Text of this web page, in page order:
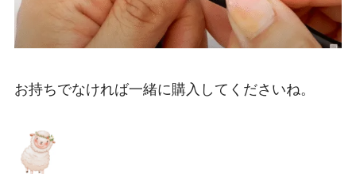
お持ちでなければ一緒に購入してくださいね。